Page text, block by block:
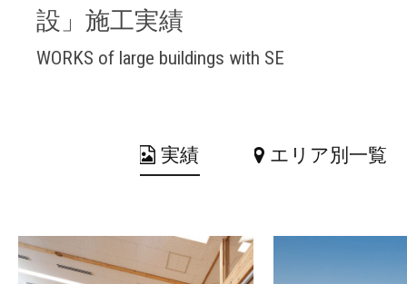
設」施工実績
WORKS of large buildings with SE
実績 エリア別一覧